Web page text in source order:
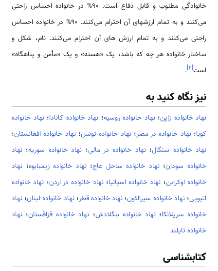
خانوادگی مطلوب و قابل دفاع است. 90% در خانواده احساس راحتی
می‌کنند و به تمام ارزشهای آن احترام می‌کنند. 90% در خانواده احساس
راحتی می‌کنند و به تمام ارزش های آن احترام می‌کنند. نام، شکل و
ساختار خانواده هر چه که باشد، یک «هسته» و یک «مأمن و پناهگاه»
است[۲]
.
نیز نگاه کنید به
نهاد خانواده ژاپن؛نهاد خانواده روسیه؛ نهاد خانواده کانادا؛نهاد خانواده
کوبا؛نهاد خانواده در مصر؛نهاد خانواده تونس؛نهاد خانواده افغانستان؛
نهاد خانواده سنگال؛نهاد خانواده در مالی؛ نهاد خانواده سوریه؛ نهاد
خانواده سودان؛نهاد خانواده ساحل عاج؛نهاد خانواده زیمبابوه؛ نهاد
خانواده اوکراین؛ نهاد خانواده اسپانیا؛نهاد خانواده در اردن؛ نهاد خانواده
اتیوپی؛نهاد خانواده سیرالئون؛ نهاد خانواده قطر؛نهاد خانواده لبنان؛ نهاد
خانواده سریلانکا؛نهاد خانواده بنگلادش؛ نهاد خانواده قزاقستان؛ نهاد
خانواده تایلند
کتابشناسی